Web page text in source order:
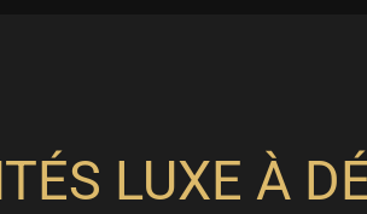
LUXE À